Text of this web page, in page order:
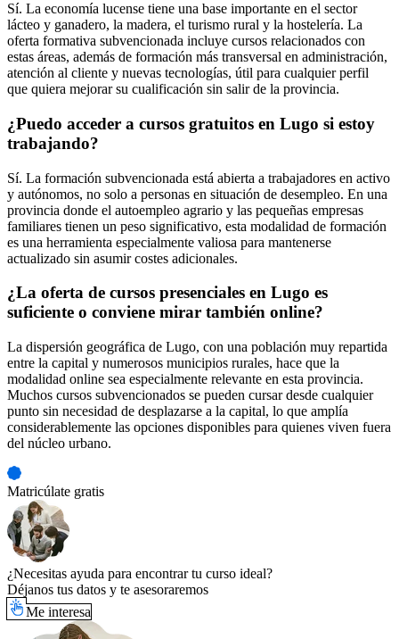
Sí. La economía lucense tiene una base importante en el sector
lácteo y ganadero, la madera, el turismo rural y la hostelería. La
oferta formativa subvencionada incluye cursos relacionados con
estas áreas, además de formación más transversal en administración,
atención al cliente y nuevas tecnologías, útil para cualquier perfil
que quiera mejorar su cualificación sin salir de la provincia.
¿Puedo acceder a cursos gratuitos en Lugo si estoy
trabajando?
Sí. La formación subvencionada está abierta a trabajadores en activo
y autónomos, no solo a personas en situación de desempleo. En una
provincia donde el autoempleo agrario y las pequeñas empresas
familiares tienen un peso significativo, esta modalidad de formación
es una herramienta especialmente valiosa para mantenerse
actualizado sin asumir costes adicionales.
¿La oferta de cursos presenciales en Lugo es
suficiente o conviene mirar también online?
La dispersión geográfica de Lugo, con una población muy repartida
entre la capital y numerosos municipios rurales, hace que la
modalidad online sea especialmente relevante en esta provincia.
Muchos cursos subvencionados se pueden cursar desde cualquier
punto sin necesidad de desplazarse a la capital, lo que amplía
considerablemente las opciones disponibles para quienes viven fuera
del núcleo urbano.
Matricúlate gratis
¿Necesitas ayuda para encontrar tu curso ideal?
Déjanos tus datos y te asesoraremos
Me interesa